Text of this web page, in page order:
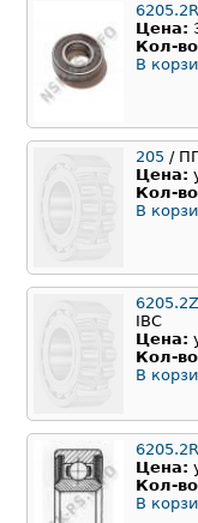
Цена:
Кол-
В
205 /
Цена:
Кол-
В
IBC
Цена:
Кол-
В
Цена:
Кол-
В